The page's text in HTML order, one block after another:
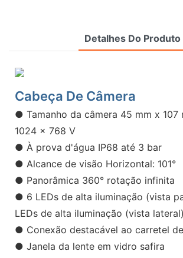
Detalhes Do Produto
Cabeça De Câmera
● Tamanho da câmera 45 mm x 107
1024 x 768 V
● À prova d'água IP68 até 3 bar
● Alcance de visão Horizontal: 101°
● Panorâmica 360° rotação infinita
● 6 LEDs de alta iluminação (vista
LEDs de alta iluminação (vista lateral)
● Conexão destacável ao carretel
● Janela da lente em vidro safira